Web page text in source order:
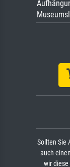
Sollten Sie
auch
wir